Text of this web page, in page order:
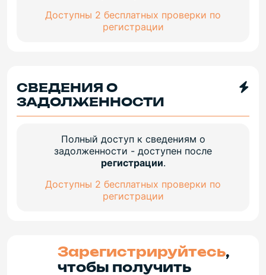
Доступны 2 бесплатных проверки по
регистрации
СВЕДЕНИЯ О
ЗАДОЛЖЕННОСТИ
Полный доступ к сведениям о
задолженности - доступен после
регистрации.
Доступны 2 бесплатных проверки по
регистрации
Зарегистрируйтесь,
чтобы получить